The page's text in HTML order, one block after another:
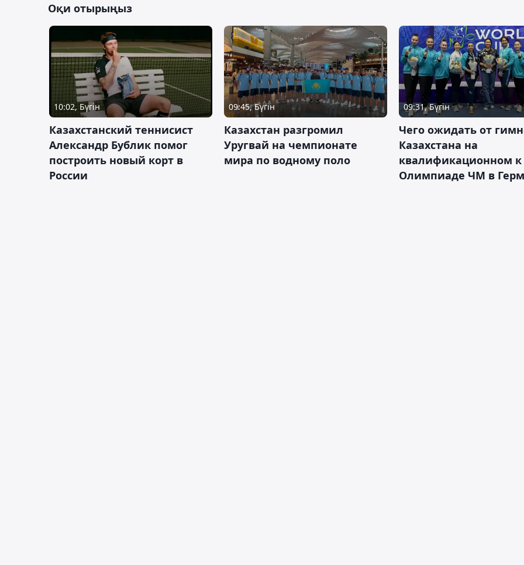
Оқи отырыңыз
10:02, Бүгін
Казахстанский теннисист
Александр Бублик помог
построить новый корт в
России
09:45, Бүгін
Казахстан разгромил
Уругвай на чемпионате
мира по водному поло
09:31, Бүгін
Чего ожидать от
Казахстана на
квалификационном к
Олимпиаде ЧМ в